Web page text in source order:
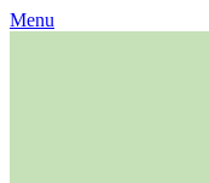
Skip
Menu